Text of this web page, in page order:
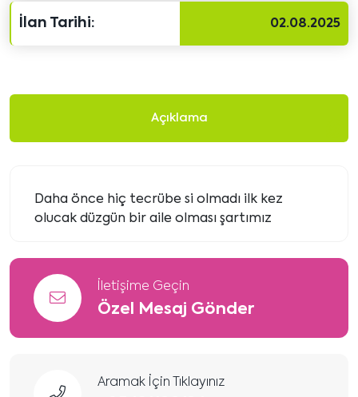
İlan Tarihi: 02.08.2025
Açıklama
Daha önce hiç tecrübe si olmadı ilk kez
olucak düzgün bir aile olması şartımız
İletişime Geçin
Özel Mesaj Gönder
Aramak İçin Tıklayınız